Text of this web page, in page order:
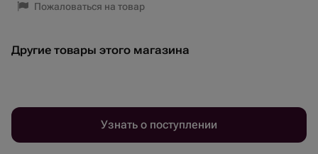
Пожаловаться на товар
Другие товары этого магазина
Узнать о поступлении